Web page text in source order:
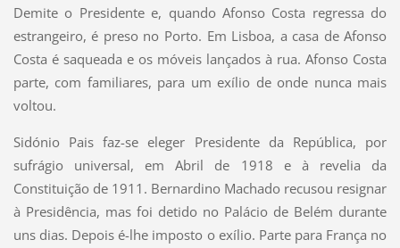
Demite o Presidente e, quando Afonso Costa regressa do
estrangeiro, é preso no Porto. Em Lisboa, a casa de Afonso
Costa é saqueada e os móveis lançados à rua. Afonso Costa
parte, com familiares, para um exílio de onde nunca mais
voltou.
Sidónio Pais faz-se eleger Presidente da República, por
sufrágio universal, em Abril de 1918 e à revelia da
Constituição de 1911. Bernardino Machado recusou resignar
à Presidência, mas foi detido no Palácio de Belém durante
uns dias. Depois é-lhe imposto o exílio. Parte para França no